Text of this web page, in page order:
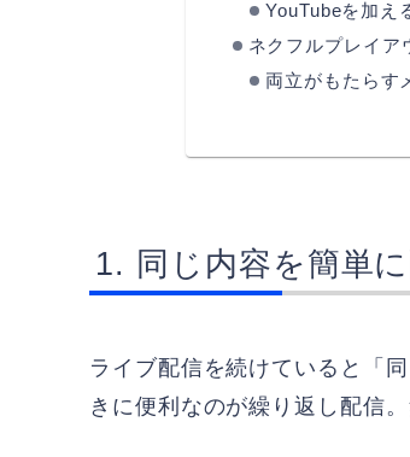
YouTubeを加え
ネクフルプレイア
両立がもたらす
同じ内容を簡単
ライブ配信を続けていると「
きに便利なのが繰り返し配信